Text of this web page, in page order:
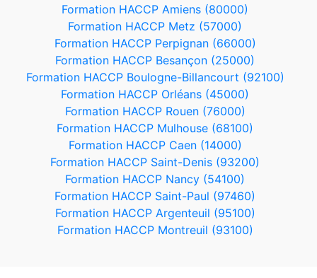
Formation HACCP Amiens (80000)
Formation HACCP Metz (57000)
Formation HACCP Perpignan (66000)
Formation HACCP Besançon (25000)
Formation HACCP Boulogne-Billancourt (92100)
Formation HACCP Orléans (45000)
Formation HACCP Rouen (76000)
Formation HACCP Mulhouse (68100)
Formation HACCP Caen (14000)
Formation HACCP Saint-Denis (93200)
Formation HACCP Nancy (54100)
Formation HACCP Saint-Paul (97460)
Formation HACCP Argenteuil (95100)
Formation HACCP Montreuil (93100)